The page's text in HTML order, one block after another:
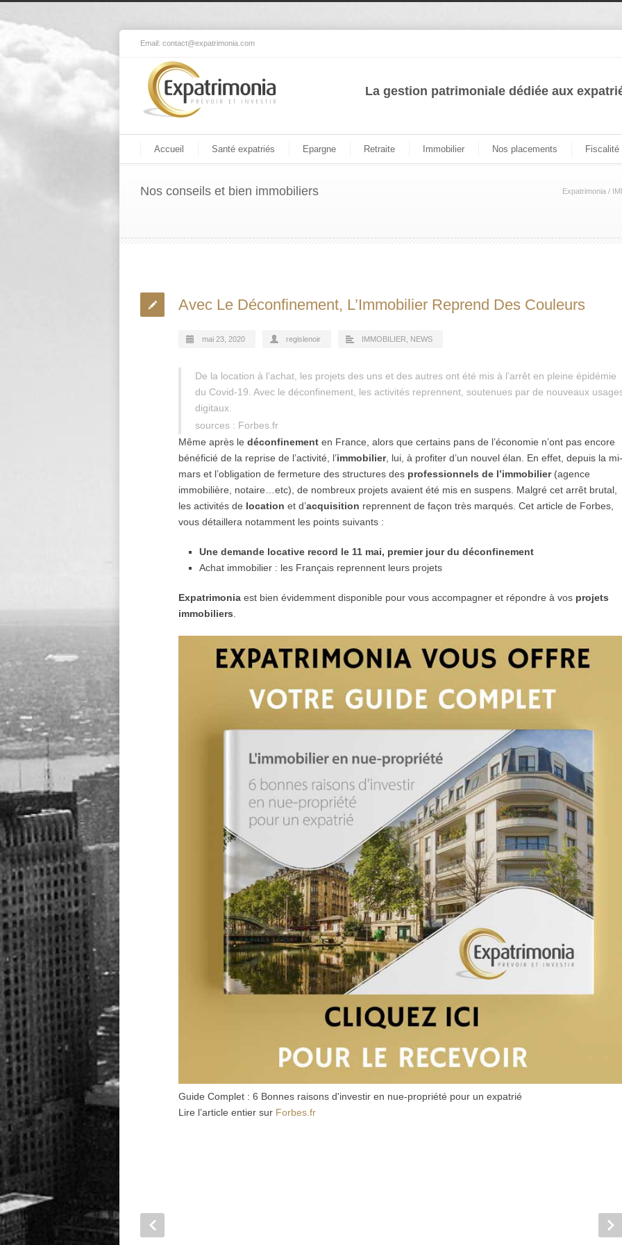
Email: contact@expatrimonia.com
La gestion patrimoniale dédiée aux
Accueil Santé expatriés Epargne Retraite Immobilier Nos placements Fiscalité
Nos conseils et bien immobiliers Expatrimonia /
Avec Le Déconfinement, L’Immobilier Reprend Des Couleurs
mai 23, 2020 regislenoir IMMOBILIER NEWS
De la location à l’achat, les projets des uns et des autres ont été mis à l’arrêt en pleine épidémie
du Covid-19. Avec le déconfinement, les activités reprennent, soutenues par de nouveaux
digitaux.
sources : Forbes.fr
Même après le déconfinement en France, alors que certains pans de l’économie n’ont pas encore
bénéficié de la reprise de l’activité, l’immobilier, lui, à profiter d’un nouvel élan. En effet, depuis la mi-
mars et l’obligation de fermeture des structures des professionnels de l’immobilier(agence
immobilière, notaire…etc), de nombreux projets avaient été mis en suspens. Malgré cet arrêt brutal,
les activités de location et d’acquisition reprennent de façon très marqués. Cet article de Forbes,
vous détaillera notamment les points suivants :
Une demande locative record le 11 mai, premier jour du déconfinement
Achat immobilier : les Français reprennent leurs projets
Expatrimonia est bien évidemment disponible pour vous accompagner et répondre à vos projets
immobiliers
Guide Complet : 6 Bonnes raisons d'investir en nue-propriété pour un expatrié
Lire l’article entier sur Forbes.fr